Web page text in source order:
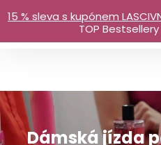
Dámská jízda
15 % sleva s kupónem
TOP Bestsellery